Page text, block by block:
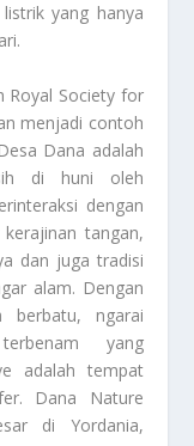
yang hanya
Royal Society for
menjadi contoh
Dana adalah
di huni oleh
dengan
tangan,
dan juga tradisi
alam. Dengan
berbatu, ngarai
yang
adalah tempat
Dana Nature
di Yordania,